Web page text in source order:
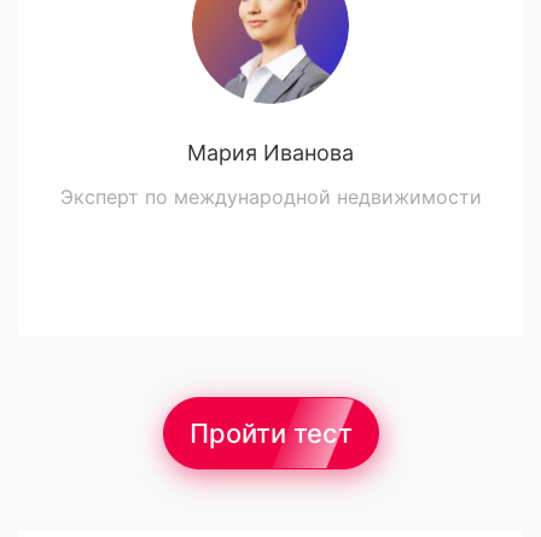
Мария Иванова
Эксперт по международной недвижимости
Пройти тест